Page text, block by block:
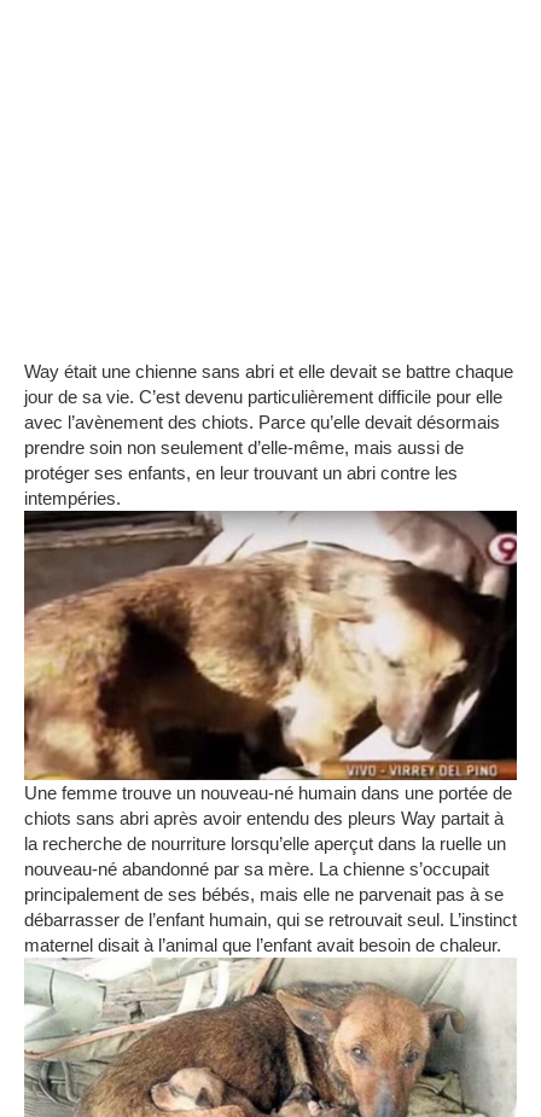
Way était une chienne sans abri et elle devait se battre chaque
jour de sa vie. C’est devenu particulièrement difficile pour elle
avec l’avènement des chiots. Parce qu’elle devait désormais
prendre soin non seulement d’elle-même, mais aussi de
protéger ses enfants, en leur trouvant un abri contre les
intempéries.
Une femme trouve un nouveau-né humain dans une portée de
chiots sans abri après avoir entendu des pleurs Way partait à
la recherche de nourriture lorsqu’elle aperçut dans la ruelle un
nouveau-né abandonné par sa mère. La chienne s’occupait
principalement de ses bébés, mais elle ne parvenait pas à se
débarrasser de l’enfant humain, qui se retrouvait seul. L’instinct
maternel disait à l’animal que l’enfant avait besoin de chaleur.